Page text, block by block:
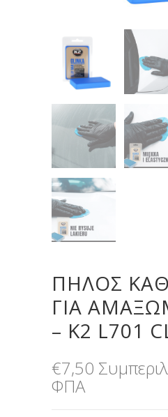
ΠΗΛΌΣ
ΓΙΑ
– K2 L701
€7,50
ΦΠΑ